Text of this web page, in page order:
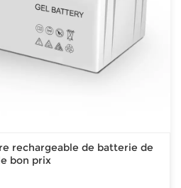
rechargeable de batterie de
bon prix